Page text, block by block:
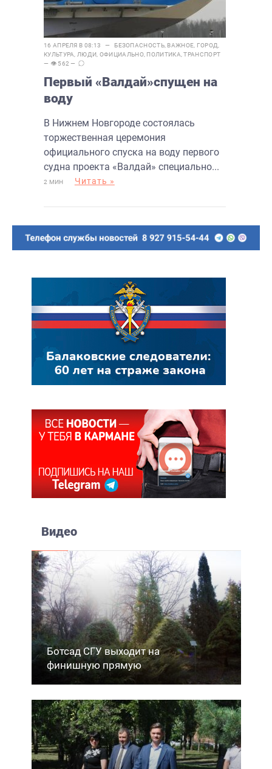
16 АПРЕЛЯ В 08:13 — БЕЗОПАСНОСТЬ, ВАЖНОЕ ГОРОД
КУЛЬТУРА
ЛЮДИ ОФИЦИАЛЬНО, ПОЛИТИКА ,ТРАНСПОРТ
— 👁 562 —
Первый «Валдай»спущен на
воду
В Нижнем Новгороде состоялась
торжественная церемония
официального спуска на воду первого
судна проекта «Валдай» специально...
2 МИН Читать »
Видео
Ботсад СГУ выходит на
финишную прямую